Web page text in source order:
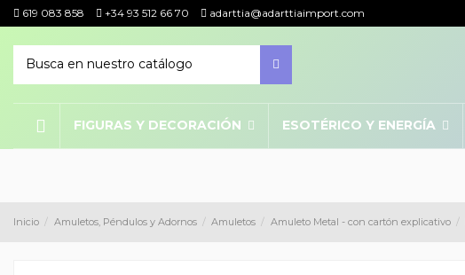
619 083 858 +34 93 512 66 70 adarttia@adarttiaimport.com
FIGURAS Y DECORACIÓN ESOTÉRICO Y ENERGÍA
Inicio Amuletos, Péndulos y Adornos Amuletos Amuleto Metal - con cartón explicativo